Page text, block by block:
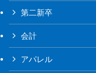
第二新卒
会計
アパレル